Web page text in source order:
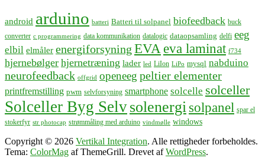
android arduino batteri Batteri til solpanel biofeedback buck
converter c programmering data kommunikation datalogic dataopsamling delfi eeg
elbil elmåler energiforsyning EVA eva laminat f734
hjernebølger hjernetræning lader led LiIon LiPo mysql nabduino
neurofeedback offgrid openeeg peltier elementer
printfremstilling pwm selvforsyning smartphone solcelle solceller
Solceller Byg Selvsolenergisolpanel spar el
stokerfyr str photocap strømmåling med arduino vindmølle windows
Copyright © 2026 Vertikal Integration. Alle rettigheder forbeholdes.
Tema: ColorMag af ThemeGrill. Drevet afWordPress.